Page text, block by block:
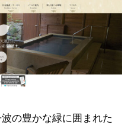
の豊かな緑に囲まれた